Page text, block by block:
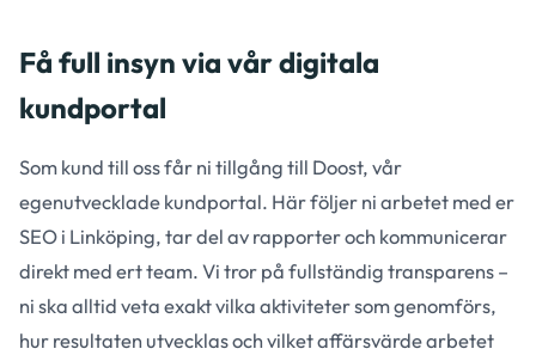
Få full insyn via vår digitala
kundportal
Som kund till oss får ni tillgång till Doost, vår
egenutvecklade kundportal. Här följer ni arbetet med er
SEO i Linköping, tar del av rapporter och kommunicerar
direkt med ert team. Vi tror på fullständig transparens –
ni ska alltid veta exakt vilka aktiviteter som genomförs,
hur resultaten utvecklas och vilket affärsvärde arbetet